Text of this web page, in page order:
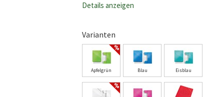
Details anzeigen
Varianten
Apfelgrün Blau Eisblau